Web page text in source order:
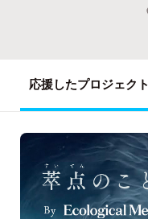
応援したプロジェクト